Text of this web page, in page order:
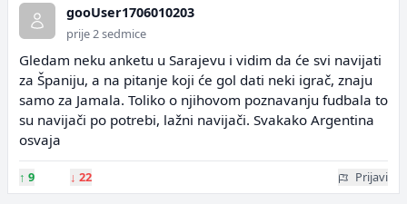
gooUser1706010203
prije 2 sedmice
Gledam neku anketu u Sarajevu i vidim da će svi navijati
za Španiju, a na pitanje koji će gol dati neki igrač, znaju
samo za Jamala. Toliko o njihovom poznavanju fudbala to
su navijači po potrebi, lažni navijači. Svakako Argentina
osvaja
↑ 9 ↓ 22 Prijavi